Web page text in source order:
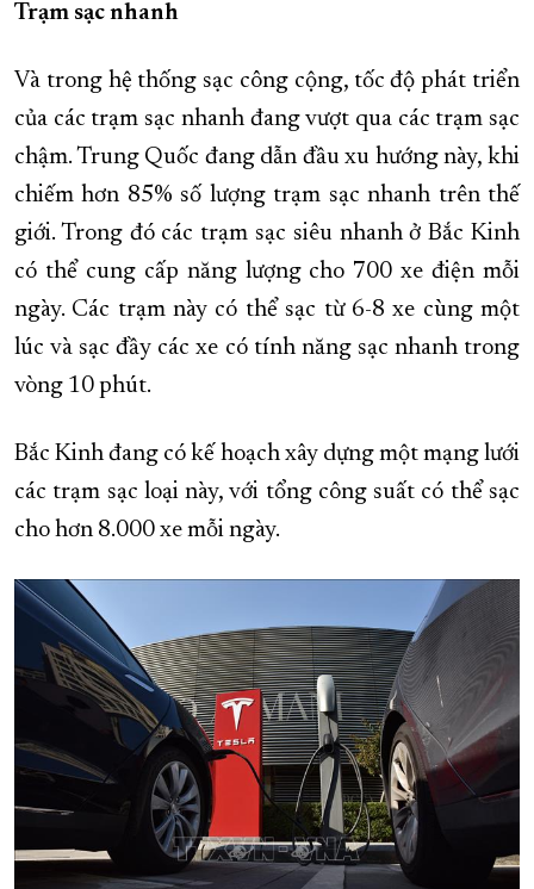
Trạm sạc nhanh
Và trong hệ thống sạc công cộng, tốc độ phát triển
của các trạm sạc nhanh đang vượt qua các trạm sạc
chậm. Trung Quốc đang dẫn đầu xu hướng này, khi
chiếm hơn 85% số lượng trạm sạc nhanh trên thế
giới. Trong đó các trạm sạc siêu nhanh ở Bắc Kinh
có thể cung cấp năng lượng cho 700 xe điện mỗi
ngày. Các trạm này có thể sạc từ 6-8 xe cùng một
lúc và sạc đầy các xe có tính năng sạc nhanh trong
vòng 10 phút.
Bắc Kinh đang có kế hoạch xây dựng một mạng lưới
các trạm sạc loại này, với tổng công suất có thể sạc
cho hơn 8.000 xe mỗi ngày.